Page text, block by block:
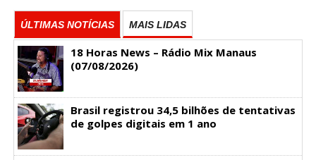
ÚLTIMAS NOTÍCIAS MAIS LIDAS
18 Horas News​​​​​​​​​​​​ – Rádio Mix Manaus
(07/08/2026)
Brasil registrou 34,5 bilhões de tentativas
de golpes digitais em 1 ano